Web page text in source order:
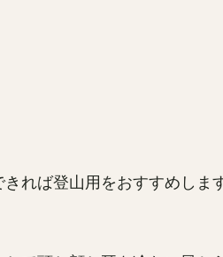
れば登山用をおすすめします